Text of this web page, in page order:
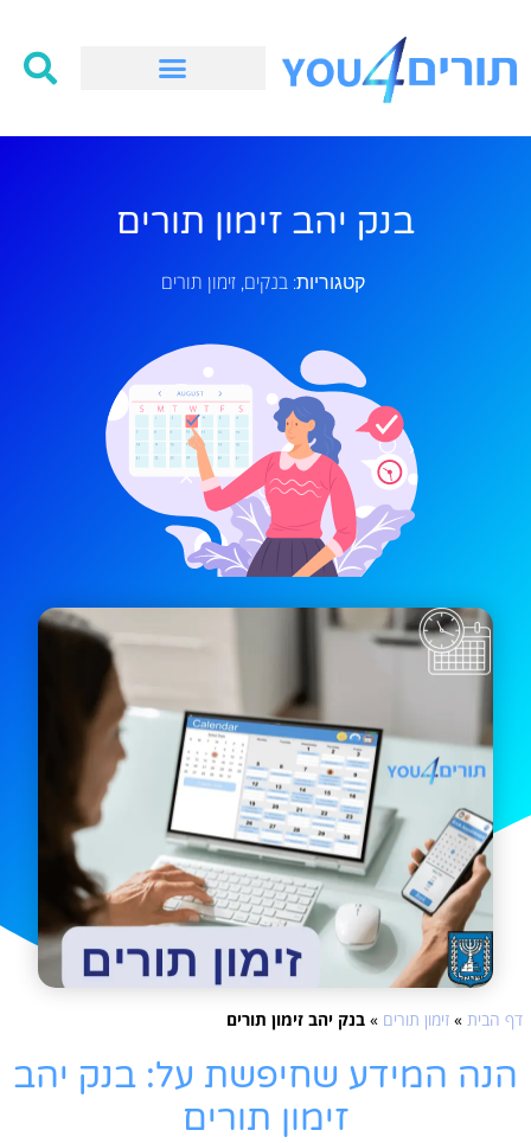
בנק יהב זימון תורים
קטגוריות: בנקים,זימון תורים
דף הבית » זימון תורים » בנק יהב זימון תורים
הנה המידע שחיפשת על: בנק יהב
זימון תורים